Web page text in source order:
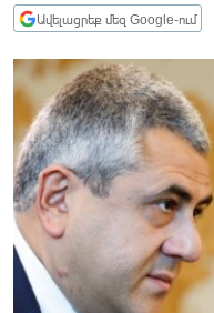
ՊԱՏԵՐԱԶՄԻ 6
ՏԱՐԱԾԱՇՐՋԱՆ
ՄԻՋԱԶԳԱՅԻՆ
ՄՇԱԿՈՒՅԹ
ՍՊՈՐՏ
ՄԵԿՆԱԲԱՆՈՒԹՅՈՒՆ
ՏՏ ԵՒ ԻՆՏԵՐՆԵՏ
ԿՈՐՈՆԱՎԻՐՈՒՍ
Ավելացրեք մեզ Google-ում